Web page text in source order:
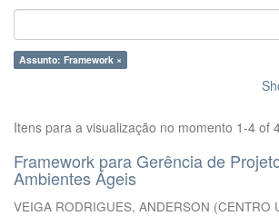
Assunto: Framework ×
Itens para a visualização no momento 1-4 of
Framework para Gerência de
Ambientes Ágeis
VEIGA RODRIGUES, ANDERSON (CENTRO